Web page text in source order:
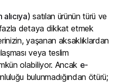
satılan ürünün türü ve
fazla detaya dikkat etmek
yaşanan aksaklıklardan
veya teslim
olabiliyor. Ancak e-
bulunmadığından ötürü;